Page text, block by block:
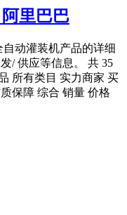
里巴巴
动灌装机产品的详细
/ 供应等信息。 共 35
所有类目 实力商家 买
保障 综合 销量 价格